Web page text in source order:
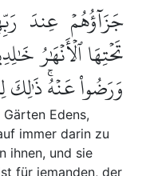
جَزَآؤُهُمۡ عِندَ
تَحۡتِهَا ٱلۡأَنۡهَٰرُ
وَرَضُواْ عَنۡهُۚ
Edens,
immer darin zu
ihnen, und sie
für jemanden, der